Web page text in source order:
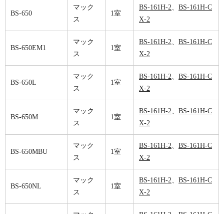
BS-650
マック
ス
1室
BS-161H-2
BS-161H-C
X-2
BS-650EM1
マック
ス
1室
BS-161H-2
BS-161H-C
X-2
BS-650L
マック
ス
1室
BS-161H-2
BS-161H-C
X-2
BS-650M
マック
ス
1室
BS-161H-2
BS-161H-C
X-2
BS-650MBU
マック
ス
1室
BS-161H-2
BS-161H-C
X-2
BS-650NL
マック
ス
1室
BS-161H-2
BS-161H-C
X-2